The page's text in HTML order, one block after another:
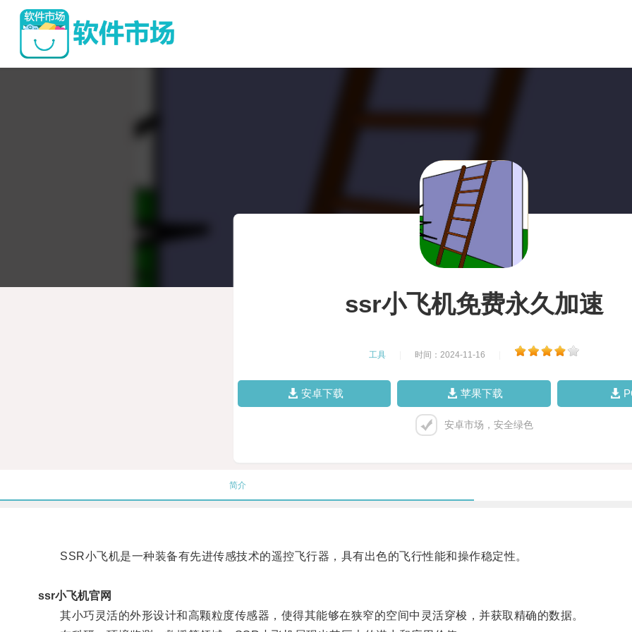
ssr小飞机免费永久加速
工具 时间：2024-11-16
安卓下载 苹果下载
安卓市场，安全绿色
简介
SSR小飞机是一种装备有先进传感技术的遥控飞行器，具有出色的飞行性能和操作稳定性。
ssr小飞机官网
其小巧灵活的外形设计和高颗粒度传感器，使得其能够在狭窄的空间中灵活穿梭，并获取精确的数据。